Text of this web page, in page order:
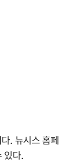
. 뉴시스 홈페
있다.